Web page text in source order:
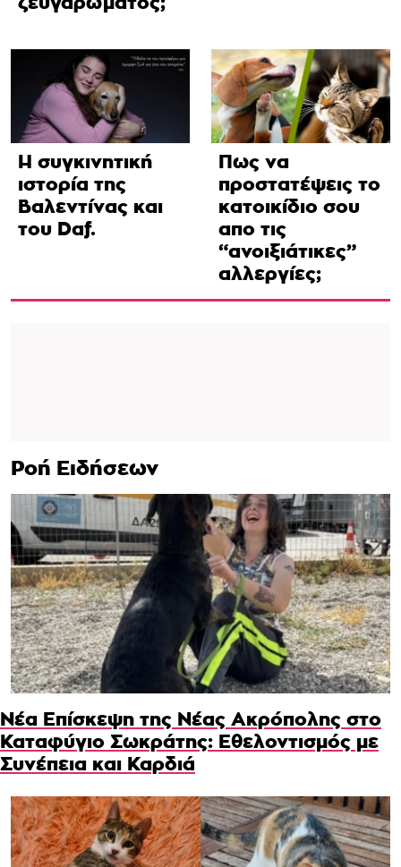
Η συγκινητική
ιστορία της
Βαλεντίνας και
του Daf.
Πως να
προστατέψεις το
κατοικίδιο σου
απο τις
“ανοιξιάτικες”
αλλεργίες;
Ροή Ειδήσεων
Νέα Επίσκεψη της Νέας Ακρόπολης στο
Καταφύγιο Σωκράτης: Εθελοντισμός με
Συνέπεια και Καρδιά